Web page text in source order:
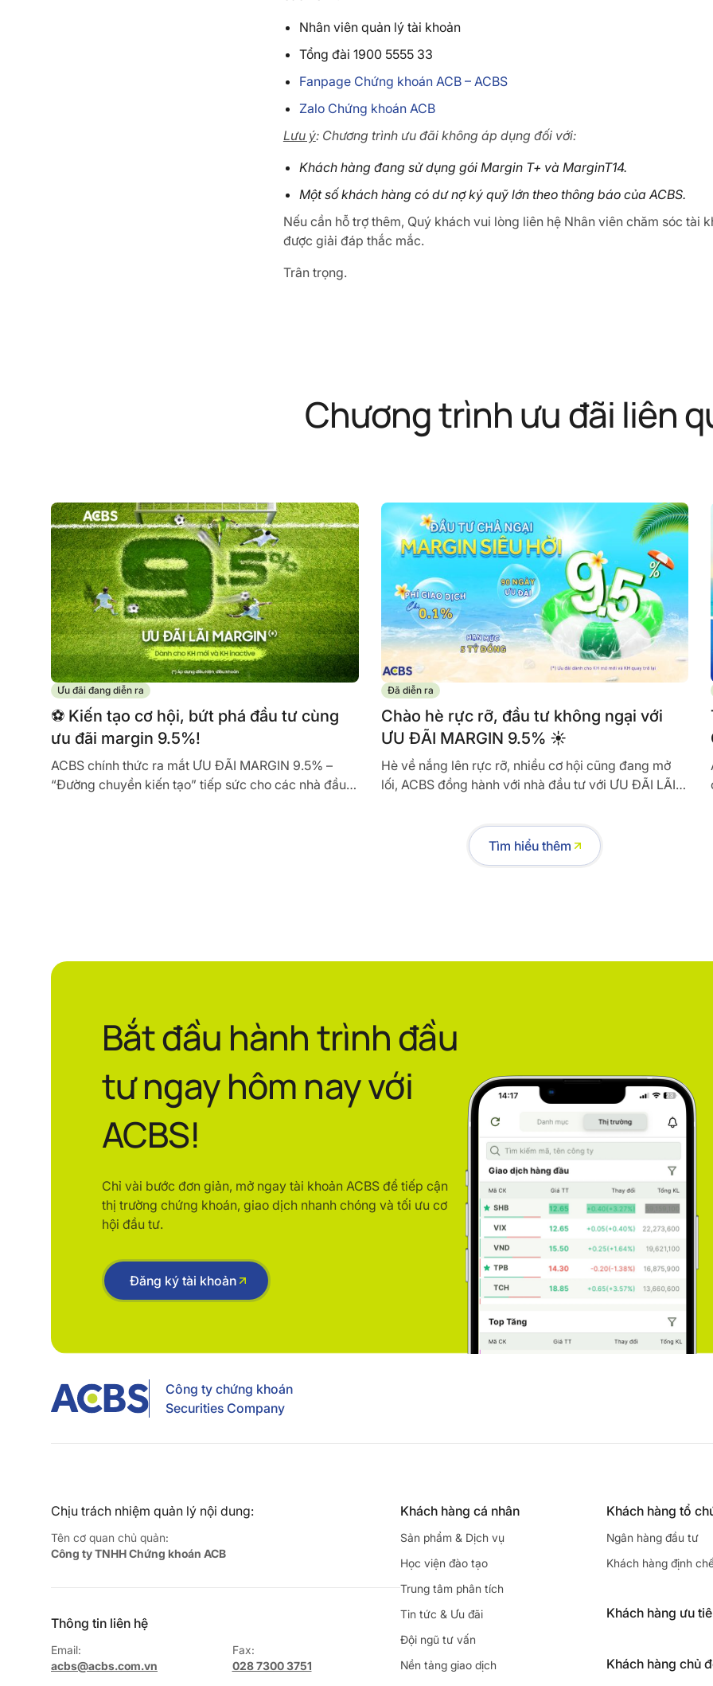
Nhân viên quản lý tài khoản
Tổng đài 1900 5555 33
Fanpage Chứng khoán ACB – ACBS
Zalo Chứng khoán ACB
Lưu ý: Chương trình ưu đãi không áp dụng đối với:
Khách hàng đang sử dụng gói Margin T+ và MarginT14.
Một số khách hàng có dư nợ ký quỹ lớn theo thông báo của ACBS.
Nếu cần hỗ trợ thêm, Quý khách vui lòng liên hệ Nhân viên chăm sóc tài
được giải đáp thắc mắc.
Trân trọng.
Chương trình ưu đãi liên
Ưu đãi đang diễn ra
️⚽ Kiến tạo cơ hội, bứt phá đầu tư cùng
ưu đãi margin 9.5%!
ACBS chính thức ra mắt ƯU ĐÃI MARGIN 9.5% –
“Đường chuyền kiến tạo” tiếp sức cho các nhà đầu
Đã diễn ra
Chào hè rực rỡ, đầu tư không ngại với
ƯU ĐÃI MARGIN 9.5% ☀️
Hè về nắng lên rực rỡ, nhiều cơ hội cũng đang mở
lối, ACBS đồng hành với nhà đầu tư với ƯU ĐÃI LÃI
Tìm hiểu thêm
Bắt đầu hành trình đầu
tư ngay hôm nay với
ACBS!
Chỉ vài bước đơn giản, mở ngay tài khoản ACBS để tiếp cận
thị trường chứng khoán, giao dịch nhanh chóng và tối ưu cơ
hội đầu tư.
Đăng ký tài khoản
Công ty chứng khoán
Securities Company
Chịu trách nhiệm quản lý nội dung:
Tên cơ quan chủ quản:
Công ty TNHH Chứng khoán ACB
Thông tin liên hệ
Email:
acbs@acbs.com.vn
Fax:
028 7300 3751
Khách hàng cá nhân
Sản phẩm & Dịch vụ
Học viện đào tạo
Trung tâm phân tích
Tin tức & Ưu đãi
Đội ngũ tư vấn
Nền tảng giao dịch
Khách hàng tổ
Ngân hàng đầu tư
Khách hàng định
Khách hàng ưu
Khách hàng chủ